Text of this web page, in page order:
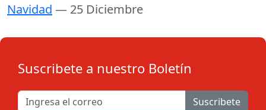
Navidad — 25 Diciembre
Suscribete a nuestro Boletín
Suscribete